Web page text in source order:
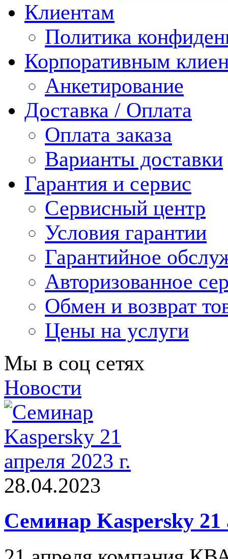
Клиентам
Политика
Корпоративным
Анкетирование
Доставка / Оплата
Оплата заказа
Варианты доставки
Гарантия и сервис
Сервисный центр
Условия гарантии
Гарантийное
Авторизованное
Обмен и возврат
Цены на услуги
Мы в соц сетях
Новости
28.04.2023
Семинар Kaspersky 21